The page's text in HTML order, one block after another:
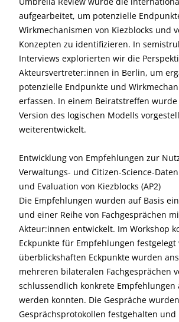
aufgearbeitet, um potenzielle
Wirkmechanismen von Kiezblocks und
Konzepten zu identifizieren. In
Interviews explorierten wir die
Akteursvertreter:innen in Berlin, um
potenzielle Endpunkte und
erfassen. In einem Beiratstreffen
Version des logischen Modells
weiterentwickelt.
Entwicklung von Empfehlungen zur
Verwaltungs- und Citizen-Science-
und Evaluation von Kiezblocks (AP2)
Die Empfehlungen wurden auf Basis
und einer Reihe von Fachgesprächen
Akteur:innen entwickelt. Im Workshop
Eckpunkte für Empfehlungen festgelegt
überblickshaften Eckpunkte wurden
mehreren bilateralen Fachgesprächen
schlussendlich konkrete Empfehlungen
werden konnten. Die Gespräche
Gesprächsprotokollen festgehalten